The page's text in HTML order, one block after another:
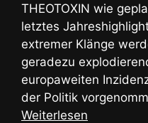
THEOTOXIN wie
letztes
extremer Klänge
geradezu
europaweiten
der Politik
Weiterlesen